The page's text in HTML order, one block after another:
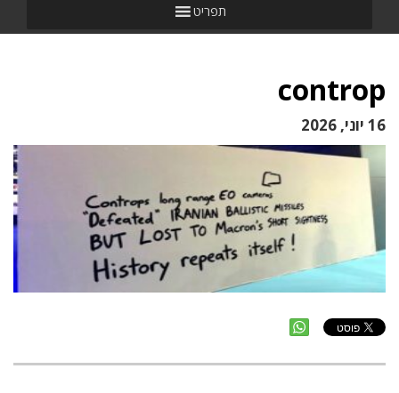
תפריט
controp
16 יוני, 2026